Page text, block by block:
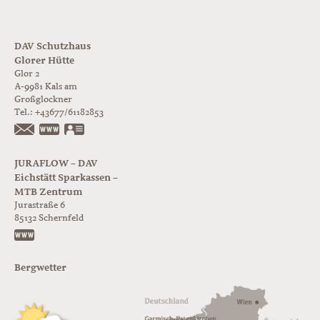
DAV Schutzhaus
Glorer Hütte
Glor 2
A-9981 Kals am
Großglockner
Tel.: +43677/61182853
https://www.glorer-huette.at/
JURAFLOW – DAV
Eichstätt Sparkassen –
MTB Zentrum
Jurastraße 6
85132 Schernfeld
Bergwetter